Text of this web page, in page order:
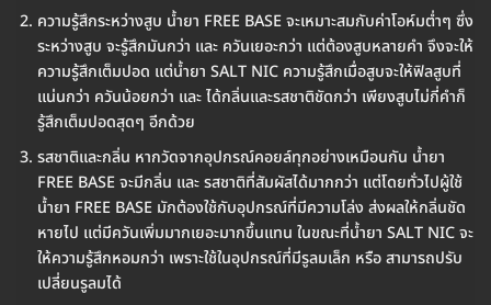
ความรู้สึกระหว่างสูบ น้ำยา FREE BASE จะเหมาะสมกับค่าโอห์มต่ำๆ ซึ่ง
ระหว่างสูบ จะรู้สึกมันกว่า และ ควันเยอะกว่า แต่ต้องสูบหลายคำ จึงจะให้
ความรู้สึกเต็มปอด แต่น้ำยา SALT NIC ความรู้สึกเมื่อสูบจะให้ฟิลสูบที่
แน่นกว่า ควันน้อยกว่า และ ได้กลิ่นและรสชาติชัดกว่า เพียงสูบไม่กี่คำก็
รู้สึกเต็มปอดสุดๆ อีกด้วย
รสชาติและกลิ่น หากวัดจากอุปกรณ์คอยล์ทุกอย่างเหมือนกัน น้ำยา
FREE BASE จะมีกลิ่น และ รสชาติที่สัมผัสได้มากกว่า แต่โดยทั่วไปผู้ใช้
น้ำยา FREE BASE มักต้องใช้กับอุปกรณ์ที่มีความโล่ง ส่งผลให้กลิ่นชัด
หายไป แต่มีควันเพิ่มมากเยอะมากขึ้นแทน ในขณะที่น้ำยา SALT NIC จะ
ให้ความรู้สึกหอมกว่า เพราะใช้ในอุปกรณ์ที่มีรูลมเล็ก หรือ สามารถปรับ
เปลี่ยนรูลมได้